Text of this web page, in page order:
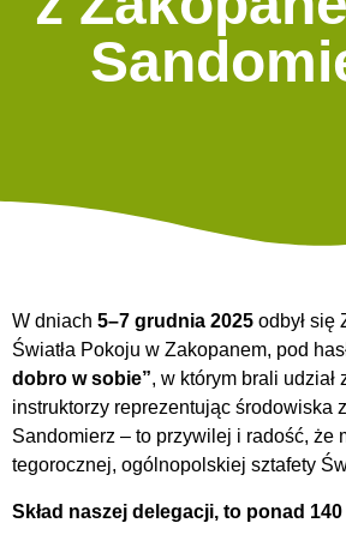
W dniach 5–7 grudnia 2025 odbył się
Światła Pokoju w Zakopanem, pod
dobro w sobie”, w którym brali udział
instruktorzy reprezentując środowiska
Sandomierz – to przywilej i radość, że
tegorocznej, ogólnopolskiej sztafety
Skład naszej delegacji, to ponad